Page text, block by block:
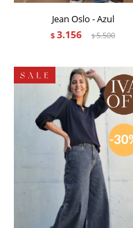
Jean Oslo - Azul
$ 3.156 $5.500